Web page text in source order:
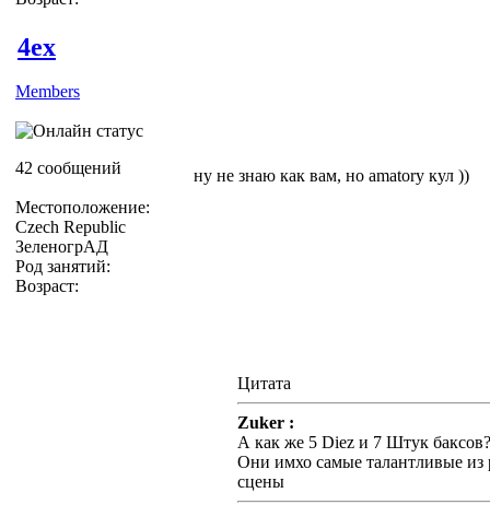
4ex
Members
42 сообщений
Местоположение:
Czech Republic
ЗеленогрАД
Род занятий:
Возраст:
ну не знаю как вам, но amatory кул ))
Цитата
Zuker :
А как же 5 Diez и 7 Штук баксов?
Они имхо самые талантливые из
сцены